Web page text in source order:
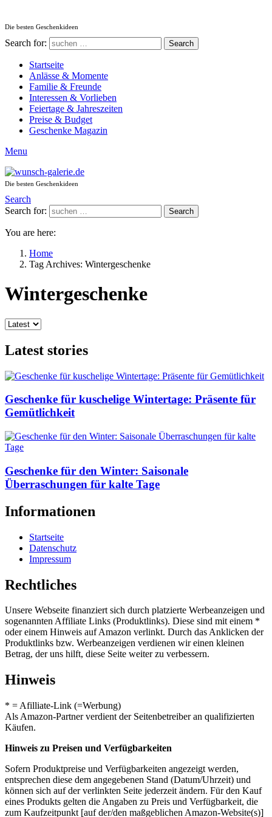
Die besten Geschenkideen
Search for: Search
Startseite
Anlässe & Momente
Familie & Freunde
Interessen & Vorlieben
Feiertage & Jahreszeiten
Preise & Budget
Geschenke Magazin
Menu
Die besten Geschenkideen
Search
Search for:
Search
You are here:
Home
Tag Archives: Wintergeschenke
Wintergeschenke
Latest stories
Geschenke für kuschelige Wintertage: Präsente für
Gemütlichkeit
Geschenke für den Winter: Saisonale
Überraschungen für kalte Tage
Informationen
Startseite
Datenschutz
Impressum
Rechtliches
Unsere Webseite finanziert sich durch platzierte Werbeanzeigen und
sogenannten Affiliate Links (Produktlinks). Diese sind mit einem *
oder einem Hinweis auf Amazon verlinkt. Durch das Anklicken der
Produktlinks bzw. Werbeanzeigen verdienen wir einen kleinen
Betrag, der uns hilft, diese Seite weiter zu verbessern.
Hinweis
* = Afilliate-Link (=Werbung)
Als Amazon-Partner verdient der Seitenbetreiber an qualifizierten
Käufen.
Hinweis zu Preisen und Verfügbarkeiten
Sofern Produktpreise und Verfügbarkeiten angezeigt werden,
entsprechen diese dem angegebenen Stand (Datum/Uhrzeit) und
können sich auf der verlinkten Seite jederzeit ändern. Für den Kauf
eines Produkts gelten die Angaben zu Preis und Verfügbarkeit, die
zum Kaufzeitpunkt [auf der/den maßgeblichen Amazon-Website(s)]